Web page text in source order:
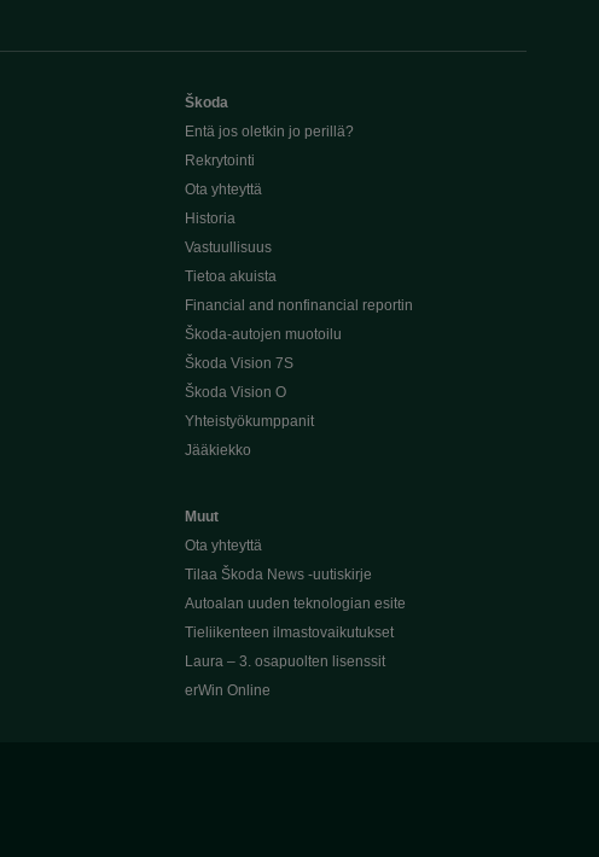
Škoda
Entä jos oletkin jo perillä?
Rekrytointi
Ota yhteyttä
Historia
Vastuullisuus
Tietoa akuista
Financial and nonfinancial reportin
Škoda-autojen muotoilu
Škoda Vision 7S
Škoda Vision O
Yhteistyökumppanit
Jääkiekko
Muut
Ota yhteyttä
Tilaa Škoda News -uutiskirje
Autoalan uuden teknologian esite
Tieliikenteen ilmastovaikutukset
Laura – 3. osapuolten lisenssit
erWin Online